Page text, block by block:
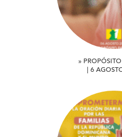
»
| 6